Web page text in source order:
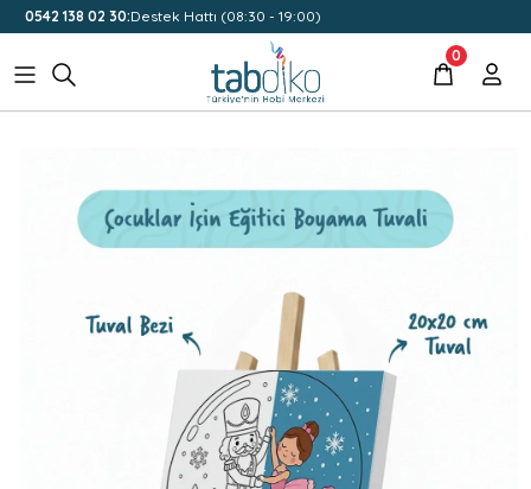
0542 138 02 30:Destek Hattı (08:30 - 19:00)
0